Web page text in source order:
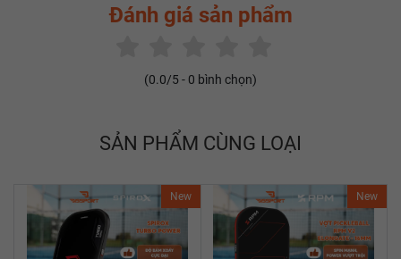
Đánh giá sản phẩm
(0.0/5 - 0 bình chọn)
SẢN PHẨM CÙNG LOẠI
New New